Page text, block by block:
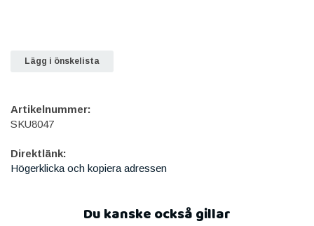
Lägg i önskelista
Artikelnummer:
SKU8047
Direktlänk:
Högerklicka och kopiera adressen
Du kanske också gillar